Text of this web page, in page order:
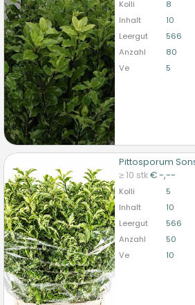
Kolli 8
Inhalt
10
Leergut
566
Anzahl
80
Ve
5
bitte anmelden
Pittosporum
≥ 10 stk€ -,--
Kolli 5
Inhalt
10
Leergut
566
Anzahl
50
Ve
10
Pittosporum Sonstig
U moet ingelogd zijn om te
bitte anmelden